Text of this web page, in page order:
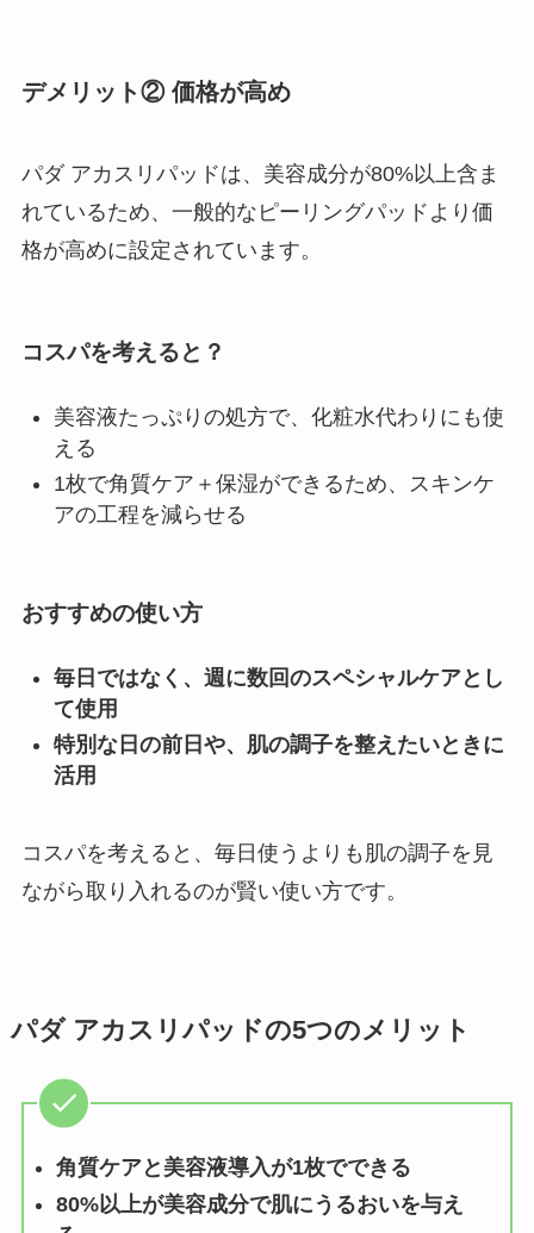
デメリット② 価格が高め
パダ アカスリパッドは、美容成分が80%以上含ま
れているため、一般的なピーリングパッドより価
格が高めに設定されています。
コスパを考えると？
美容液たっぷりの処方で、化粧水代わりにも使
える
1枚で角質ケア＋保湿ができるため、スキンケ
アの工程を減らせる
おすすめの使い方
毎日ではなく、週に数回のスペシャルケアとし
て使用
特別な日の前日や、肌の調子を整えたいときに
活用
コスパを考えると、毎日使うよりも肌の調子を見
ながら取り入れるのが賢い使い方です。
パダ アカスリパッドの5つのメリット
角質ケアと美容液導入が1枚でできる
80%以上が美容成分で肌にうるおいを与え